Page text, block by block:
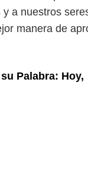
a nuestros
manera de
Palabra: